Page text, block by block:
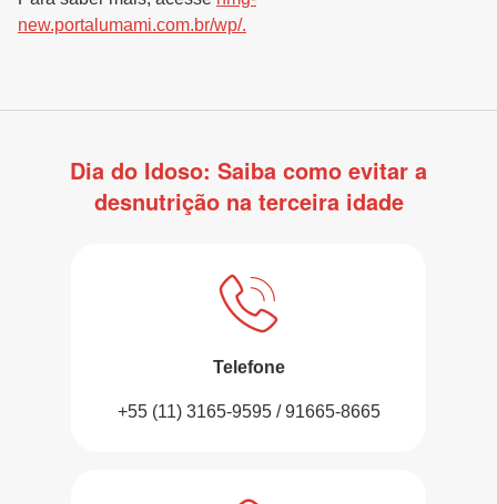
new.portalumami.com.br/wp/.
Dia do Idoso: Saiba como evitar a
desnutrição na terceira idade
Telefone
+55 (11) 3165-9595 / 91665-8665